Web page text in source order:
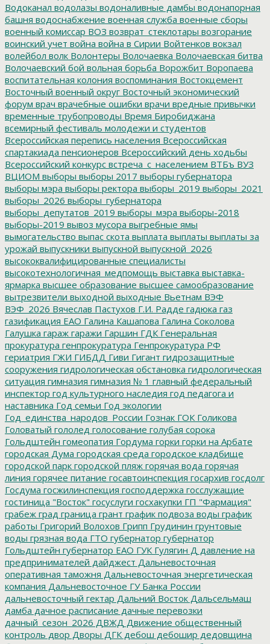
Водоканал водолазы водоналивные дамбы водонапорная
башня водоснабжение военная служба военные сборы
военный комиссар ВОЗ возврат_стеклотары возгорание
воинский учет война война в Сирии Войтенков вокзал
волейбол волк Волонтеры Волочаевка Волочаевская битва
Волочаевский бой вольная борьба Ворожбит Воропаева
воспитательная колония воспоминания Востокцемент
Восточный военный округ Восточный экономический
форум врач врачебные ошибки врачи вредные привычки
временные трубопроводы Время Биробиджана
всемирный фестиваль молодежи и студентов
Всероссийская перепись населения Всероссийская
спартакиада пенсионеров Всероссийский день ходьбы
Всероссийский конкурс встреча_с_населением ВТБъ ВУЗ
ВЦИОМ выборы выборы 2017 выборы губернатора
выборы мэра выборы ректора выборы_2019 выборы_2021
выборы_2026 выборы_губернатора
выборы_депутатов_2019 выборы_мэра выборы-2018
выборы-2019 вывоз мусора выгребные ямы
вымогательство выпас скота выплата выплаты выплаты за
урожай выпускники выпускной выпускной_2026
высококвалифицированные специалисты
высокотехнологичная_медпомощь выставка выставка-
ярмарка высшее образование высшее самообразование
вытрезвители выходной выходные Вьетнам ВЭФ
ВЭФ_2026 Вячеслав Пастухов Г.И. Радде гадюка газ
газификация ЕАО Галина Кашапова Галина Соколова
Галушка гараж гаражи Гаршин ГДК Генеральная
прокуратура генпрокуратура Генпрокуратура РФ
гериатрия ГЖИ ГИБДД Гиви Гигант гидрозащитные
сооружения гидрологическая обстановка гидрологическая
ситуация гимназия гимназия № 1 главный федеральный
инспектор год культурного наследия год педагога и
наставника Год семьи Год экологии
Год_единства_народов_России Гознак ГОК Голикова
Головатый гололед голосование голубая сорока
Гольдштейн гомеопатия Гордума горки горки на Арбате
городская Дума городская среда городское кладбище
городской парк городской пляж горячая вода горячая
линия горячее питание госавтоинспекция госархив госдолг
Госдума госжилинспекция господдержка госслужащие
гостиница "Восток" госуслуги госхакупки ГП "Фармация"
грабеж град граница грант график подвоза воды график
работы Григорий Волохов Грипп Грудинин грунтовые
воды грязная вода ГТО губернатор губернатор
Гольдштейн губернатор ЕАО ГУК Гулягин Д давление на
предпринимателей дайджест Дальневосточная
оперативная таможня Дальневосточная энергетическая
компания Дальневосточное ГУ Банка России
дальневосточный гектар Дальний Восток Дальсельмаш
дамба дачное расписание дачные перевозки
дачный_сезон_2026 ДВЖД Движение общественный
контроль двор Дворы ДГК дебош дебошир дедовщина